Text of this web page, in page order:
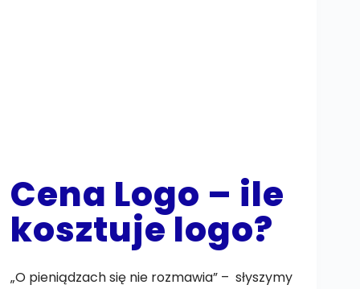
Cena Logo – ile
kosztuje logo?
„O pieniądzach się nie rozmawia” – słyszymy